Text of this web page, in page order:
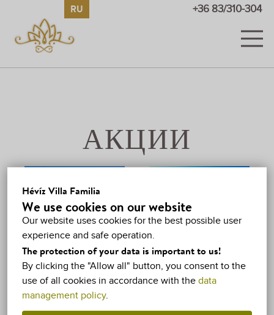
Hévíz Villa Familia
We use cookies on our website
Our website uses cookies for the best possible user
experience and safe operation.
The protection of your data is important to us!
By clicking the "Allow all" button, you consent to the
use of all cookies in accordance with the data
management policy.
+36 83/310-304
RU
АКЦИИ
ХЕВИЗ
КАРТА
КОНТАКТЫ
АКЦИИ
30. September
2026.
СКИДКА В
ВЫСОКИЙ
СЕЗОН
1. March -
30. October 2026.
БРОНИРОВАНИЕ